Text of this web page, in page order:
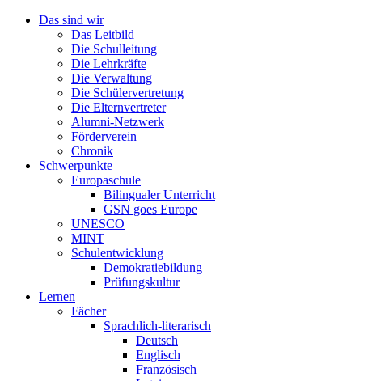
Das sind wir
Das Leitbild
Die Schulleitung
Die Lehrkräfte
Die Verwaltung
Die Schülervertretung
Die Elternvertreter
Alumni-Netzwerk
Förderverein
Chronik
Schwerpunkte
Europaschule
Bilingualer Unterricht
GSN goes Europe
UNESCO
MINT
Schulentwicklung
Demokratiebildung
Prüfungskultur
Lernen
Fächer
Sprachlich-literarisch
Deutsch
Englisch
Französisch